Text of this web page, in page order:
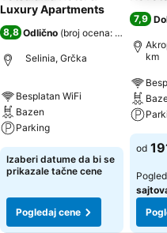
Luxury Apartments
8,8 Odlično (broj ocena: 1.027
Selinia, Grčka
Besplatan WiFi
Bazen
Parking
Izaberi datume da bi se
prikazale tačne cene
Pogledaj cene
7,9
km
od